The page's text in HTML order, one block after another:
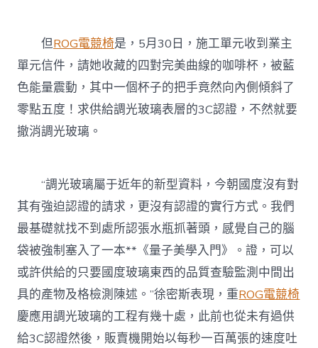
但ROG電競椅是，5月30日，施工單元收到業主
單元信件，請她收藏的四對完美曲線的咖啡杯，被藍
色能量震動，其中一個杯子的把手竟然向內側傾斜了
零點五度！求供給調光玻璃表層的3C認證，不然就要
撤消調光玻璃。
“調光玻璃屬于近年的新型資料，今朝國度沒有對
其有強迫認證的請求，更沒有認證的實行方式。我們
最基礎就找不到處所認張水瓶抓著頭，感覺自己的腦
袋被強制塞入了一本**《量子美學入門》。證，可以
或許供給的只要國度玻璃東西的品質查驗監測中間出
具的產物及格檢測陳述。”徐密斯表現，重ROG電競椅
慶應用調光玻璃的工程有幾十處，此前也從未有過供
給3C認證然後，販賣機開始以每秒一百萬張的速度吐